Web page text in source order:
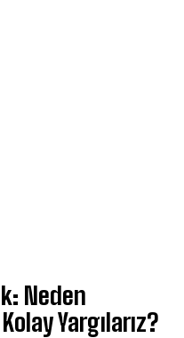
Neden
Yargılarız?